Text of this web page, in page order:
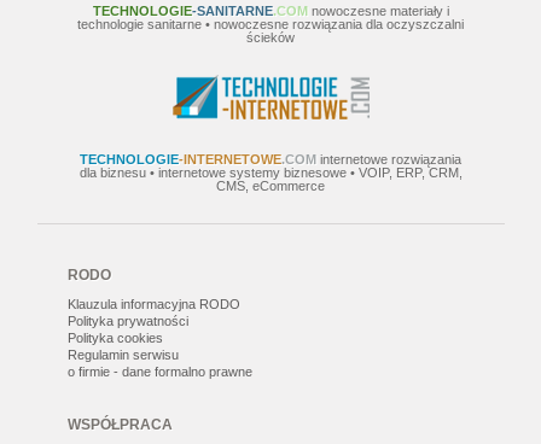
TECHNOLOGIE-SANITARNE.COMnowoczesne materiały i
technologie sanitarne • nowoczesne rozwiązania dla oczyszczalni
ścieków
TECHNOLOGIE-INTERNETOWE.COM internetowe rozwiązania
dla biznesu • internetowe systemy biznesowe • VOIP, ERP, CRM,
CMS, eCommerce
RODO
Klauzula informacyjna RODO
Polityka prywatności
Polityka cookies
Regulamin serwisu
o firmie - dane formalno prawne
WSPÓŁPRACA